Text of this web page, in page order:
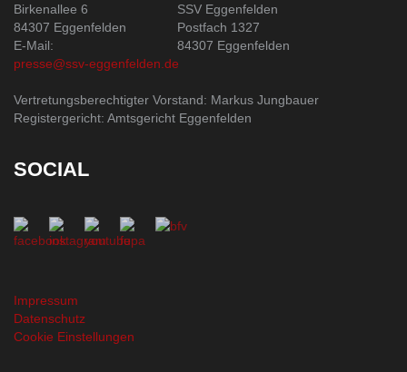
Birkenallee 6
84307 Eggenfelden
E-Mail:
presse@ssv-eggenfelden.de
SSV Eggenfelden
Postfach 1327
84307 Eggenfelden
Vertretungsberechtigter Vorstand: Markus Jungbauer
Registergericht: Amtsgericht Eggenfelden
SOCIAL
Impressum
Datenschutz
Cookie Einstellungen